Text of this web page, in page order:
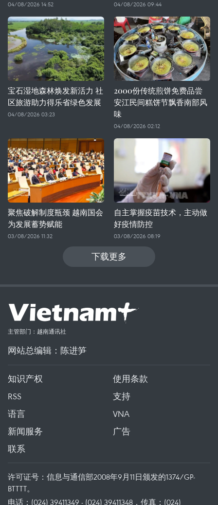
04/08/2026 14:52 04/08/2026 09:44
宝石湿地森林焕发新活力 社
区旅游助力得乐省绿色发展
04/08/2026 03:23
2000份传统煎饼免费品尝
安江民间糕饼节飘香南部风
味
04/08/2026 02:12
聚焦破解制度瓶颈 越南国会
为发展蓄势赋能
03/08/2026 11:32
自主掌握疫苗技术，主动做
好疫情防控
03/08/2026 08:19
下载更多
主管部门：越南通讯社
网站总编辑：陈进笋
知识产权
使用条款
RSS
支持
语言
VNA
新闻服务
广告
联系
许可证号：信息与通信部2008年9月11日颁发的1374/GP-
BTTTT。
电话：(024) 39411349 - (024) 39411348，传真：(024)